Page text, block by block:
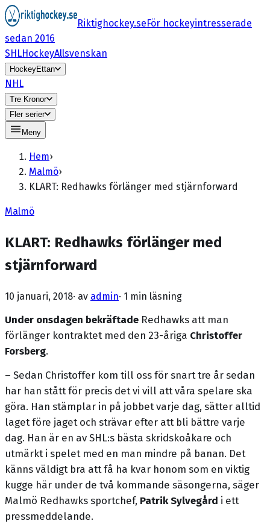
Riktighockey.seFör hockeyintresserade
sedan 2016
SHLHockeyAllsvenskan
HockeyEttan
NHL
Tre Kronor
Fler serier
Meny
Hem›
Malmö›
KLART: Redhawks förlänger med stjärnforward
Malmö
KLART: Redhawks förlänger med
stjärnforward
10 januari, 2018· av admin· 1 min läsning
Under onsdagen bekräftade Redhawks att man
förlänger kontraktet med den 23-åriga Christoffer
Forsberg.
– Sedan Christoffer kom till oss för snart tre år sedan
har han stått för precis det vi vill att våra spelare ska
göra. Han stämplar in på jobbet varje dag, sätter alltid
laget före jaget och strävar efter att bli bättre varje
dag. Han är en av SHL:s bästa skridskoåkare och
utmärkt i spelet med en man mindre på banan. Det
känns väldigt bra att få ha kvar honom som en viktig
kugge här under de två kommande säsongerna, säger
Malmö Redhawks sportchef, Patrik Sylvegård i ett
pressmeddelande.